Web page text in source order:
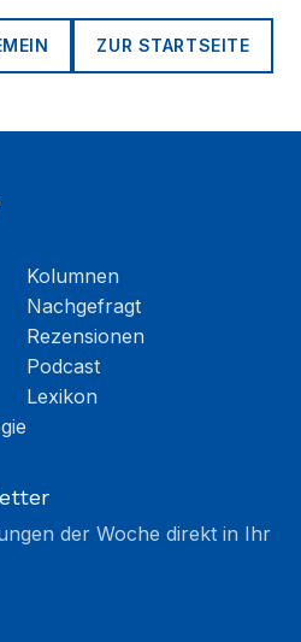
ZUR STARTSEITE
Kolumnen
Nachgefragt
Rezensionen
Podcast
Lexikon
der Woche direkt in Ihr